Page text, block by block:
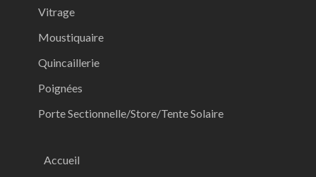
Vitrage
Moustiquaire
Quincaillerie
Poignées
Porte Sectionnelle/Store/Tente Solaire
Accueil